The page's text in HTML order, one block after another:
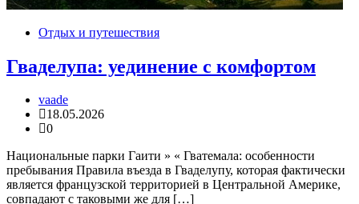
Отдых и путешествия
Гваделупа: уединение с комфортом
vaade
18.05.2026
0
Национальные парки Гаити » « Гватемала: особенности
пребывания Правила въезда в Гваделупу, которая фактически
является французской территорией в Центральной Америке,
совпадают с таковыми же для […]